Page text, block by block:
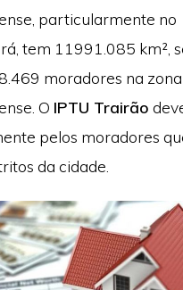
particularmente no
tem 11991.085 km²,
moradores na
O IPTU Trairão
pelos moradores
da cidade.